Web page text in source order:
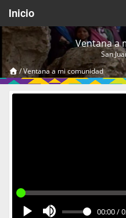
Inicio
Acerca de
Videos Temáticos
Ventana a
San
/Ventana a mi comunidad
00:00/